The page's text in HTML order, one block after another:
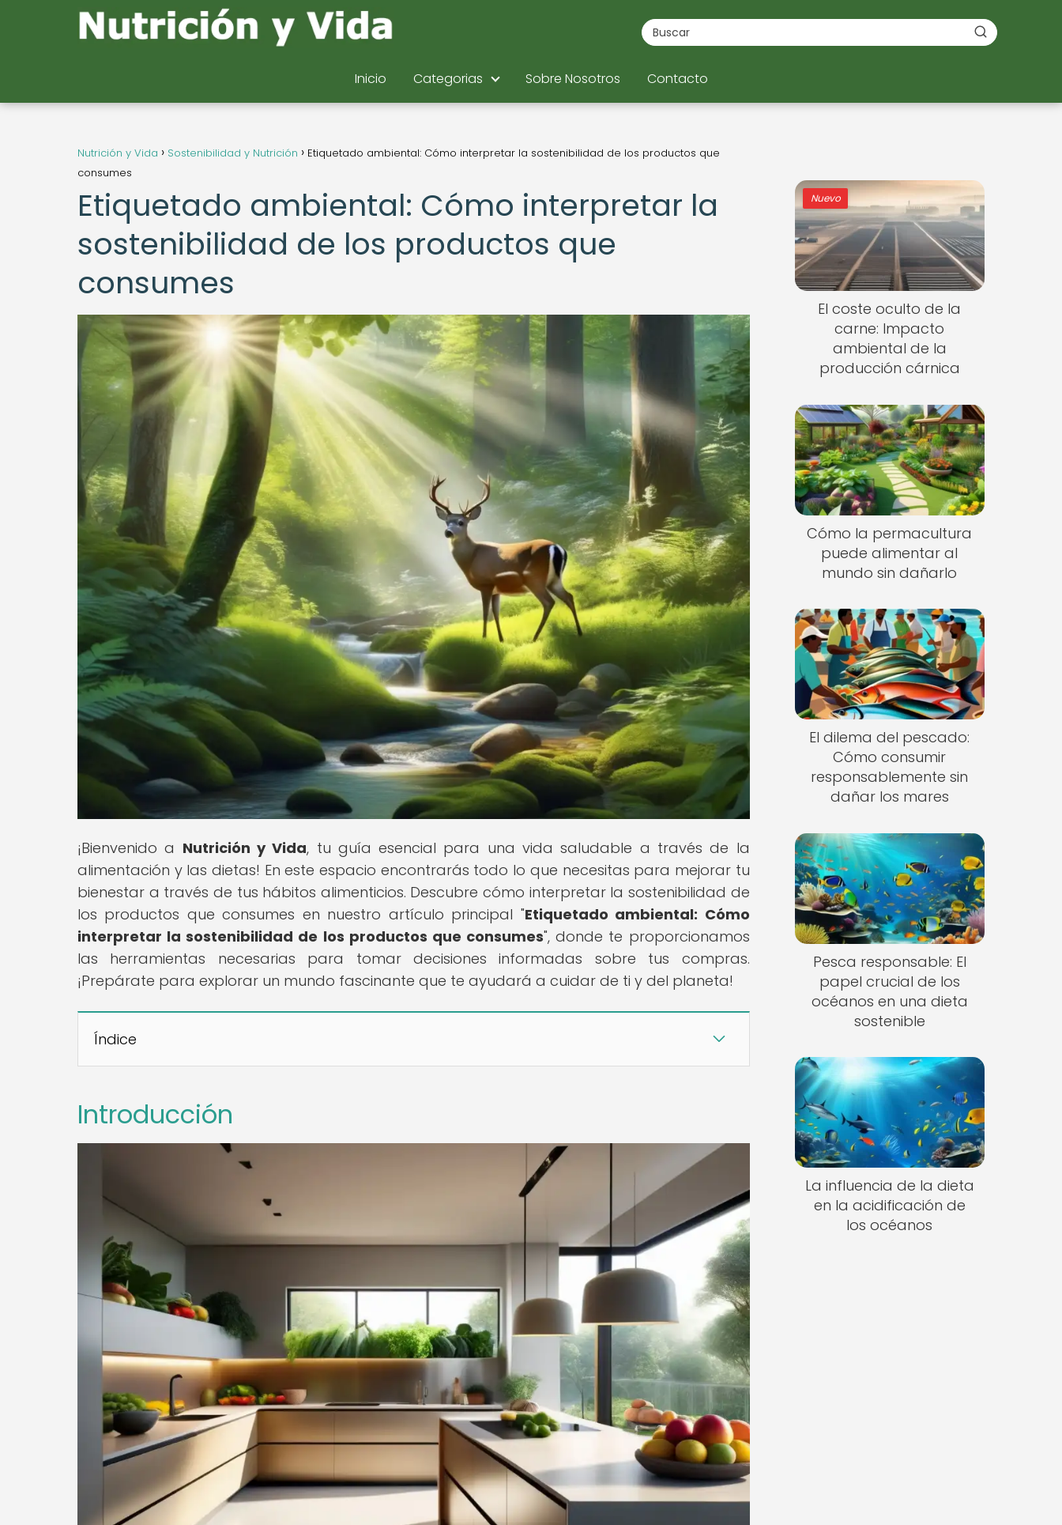
Inicio Categorias Sobre Nosotros Contacto
Nutrición y Vida Sostenibilidad y Nutrición
Etiquetado ambiental: Cómo interpretar la sostenibilidad de los productos que
consumes
Etiquetado ambiental: Cómo interpretar la
sostenibilidad de los productos que
consumes
¡Bienvenido a Nutrición y Vida, tu guía esencial para una vida saludable a través de la
alimentación y las dietas! En este espacio encontrarás todo lo que necesitas para mejorar tu
bienestar a través de tus hábitos alimenticios. Descubre cómo interpretar la sostenibilidad de
los productos que consumes en nuestro artículo principal "Etiquetado ambiental: Cómo
interpretar la sostenibilidad de los productos que consumes", donde te proporcionamos
las herramientas necesarias para tomar decisiones informadas sobre tus compras.
¡Prepárate para explorar un mundo fascinante que te ayudará a cuidar de ti y del planeta!
Índice
Introducción
Nuevo
El coste oculto de la
carne: Impacto
ambiental de la
producción cárnica
Cómo la permacultura
puede alimentar al
mundo sin dañarlo
El dilema del pescado:
Cómo consumir
responsablemente sin
dañar los mares
Pesca responsable: El
papel crucial de los
océanos en una dieta
sostenible
La influencia de la dieta
en la acidificación de
los océanos